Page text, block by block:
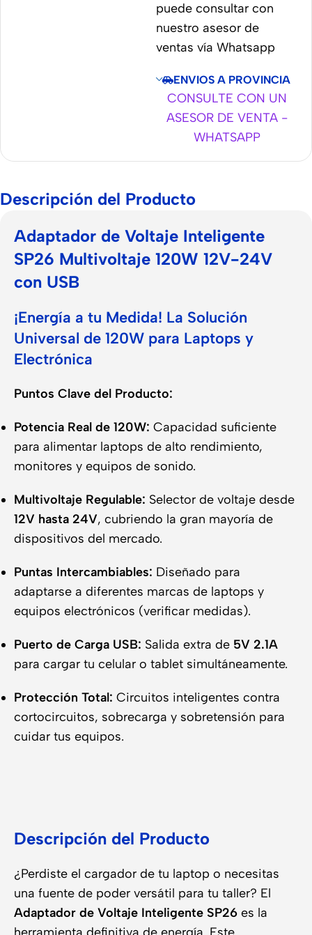
puede consultar con
nuestro asesor de
ventas vía Whatsapp
ENVIOS A PROVINCIA
CONSULTE CON UN
ASESOR DE VENTA -
WHATSAPP
Descripción del Producto
Adaptador de Voltaje Inteligente
SP26 Multivoltaje 120W 12V-24V
con USB
¡Energía a tu Medida! La Solución
Universal de 120W para Laptops y
Electrónica
Puntos Clave del Producto:
Potencia Real de 120W: Capacidad suficiente
para alimentar laptops de alto rendimiento,
monitores y equipos de sonido.
Multivoltaje Regulable: Selector de voltaje desde
12V hasta 24V, cubriendo la gran mayoría de
dispositivos del mercado.
Puntas Intercambiables: Diseñado para
adaptarse a diferentes marcas de laptops y
equipos electrónicos (verificar medidas).
Puerto de Carga USB: Salida extra de 5V 2.1A
para cargar tu celular o tablet simultáneamente.
Protección Total: Circuitos inteligentes contra
cortocircuitos, sobrecarga y sobretensión para
cuidar tus equipos.
Descripción del Producto
¿Perdiste el cargador de tu laptop o necesitas
una fuente de poder versátil para tu taller? El
Adaptador de Voltaje Inteligente SP26 es la